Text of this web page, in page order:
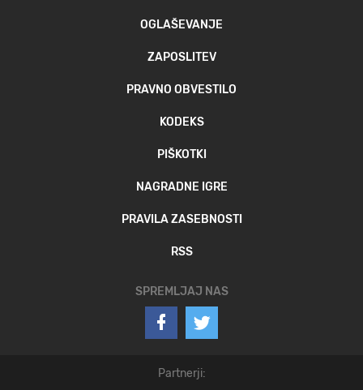
OGLAŠEVANJE
ZAPOSLITEV
PRAVNO OBVESTILO
KODEKS
PIŠKOTKI
NAGRADNE IGRE
PRAVILA ZASEBNOSTI
RSS
SPREMLJAJ NAS
Partnerji: